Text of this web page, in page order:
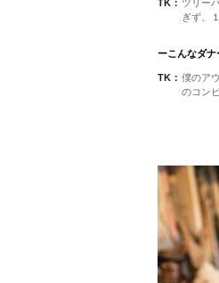
TK： ツリー
ぎず、
ーこんなダ
TK： 僕のア
のコン